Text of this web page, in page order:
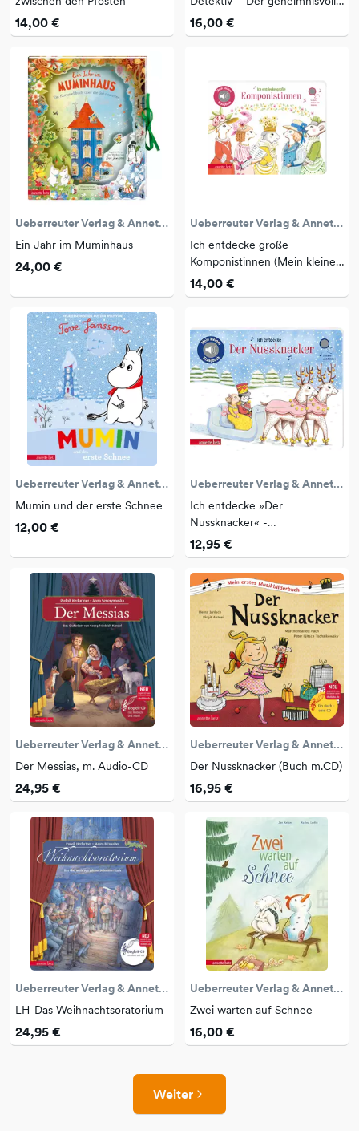
14,00 €
Fall der Braut (Rory Shy, der
schüchterne Detektiv, Bd. 8)
16,00 €
Ueberreuter Verlag & Annette Betz
Ein Jahr im Muminhaus
24,00 €
Ueberreuter Verlag & Annette Betz
Ich entdecke große
Komponistinnen (Mein kleines
Klangbuch)
14,00 €
Ueberreuter Verlag & Annette Betz
Mumin und der erste Schnee
12,00 €
Ueberreuter Verlag & Annette Betz
Ich entdecke »Der
Nussknacker« -
Pappbilderbuch mit Sound
(Mein kleines Klangbuc
12,95 €
Ueberreuter Verlag & Annette Betz
Der Messias, m. Audio-CD
24,95 €
Ueberreuter Verlag & Annette Betz
Der Nussknacker (Buch m.CD)
16,95 €
Ueberreuter Verlag & Annette Betz
LH-Das Weihnachtsoratorium
24,95 €
Ueberreuter Verlag & Annette Betz
Zwei warten auf Schnee
16,00 €
Weiter